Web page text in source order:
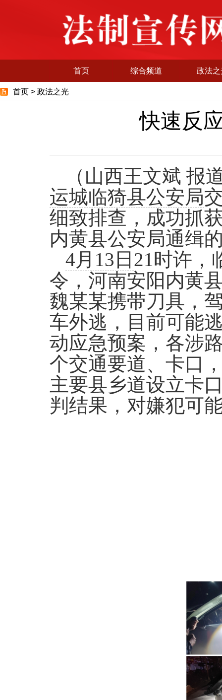
首页 综合频道 政法之
首页 > 政法之光
快速反
（山西王文斌 报
运城临猗县公安局
细致排查，成功抓
内黄县公安局通缉
4月13日 21时许，
令，河南安阳内黄
魏某某携带刀具，
车外逃，目前可能
动应急预案，各涉
个交通要道、卡口
主要县乡道设立卡
判结果，对嫌犯可